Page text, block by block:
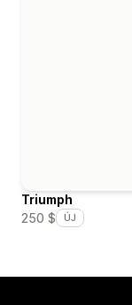
Triumph
250 $
ÚJ